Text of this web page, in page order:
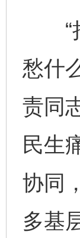
“把
愁什
责同
民生
协同
多基